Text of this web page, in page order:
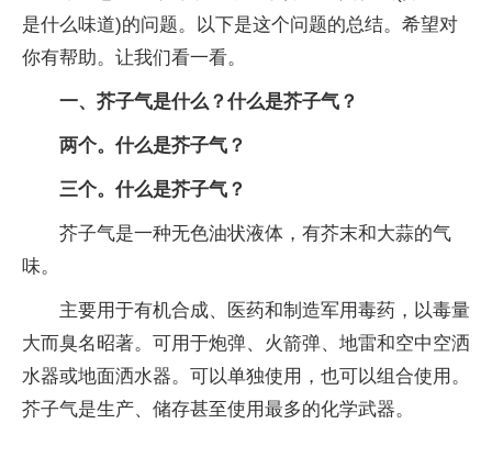
是什么味道)的问题。以下是这个问题的总结。希望对
你有帮助。让我们看一看。
一、芥子气是什么？什么是芥子气？
两个。什么是芥子气？
三个。什么是芥子气？
芥子气是一种无色油状液体，有芥末和大蒜的气
味。
主要用于有机合成、医药和制造军用毒药，以毒量
大而臭名昭著。可用于炮弹、火箭弹、地雷和空中空洒
水器或地面洒水器。可以单独使用，也可以组合使用。
芥子气是生产、储存甚至使用最多的化学武器。